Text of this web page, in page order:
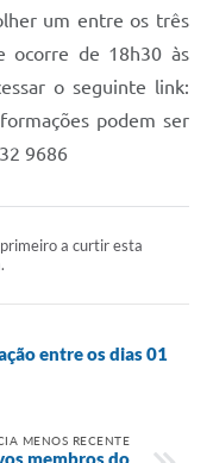
um entre os três
ocorre de 18h30 às
o seguinte link:
podem ser
9686
a curtir esta
entre os dias 01
MENOS RECENTE
membros do